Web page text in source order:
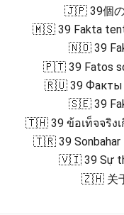
🇯🇵 39個の
🇲🇸 39 Fakta
🇳🇴 39
🇵🇹 39 Fatos
🇷🇺 39 Факты
🇸🇪 39
🇹🇭 39 ข้อเท็จจริง
🇹🇷 39 Sonbahar
🇻🇮 39 Sự
🇿🇭 关